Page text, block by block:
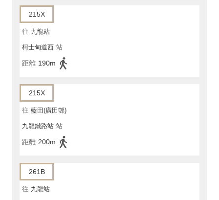
215X
往 九龍站
柯士甸道西 站
距離 190m
215X
往 藍田(廣田邨)
九龍鐵路站 站
距離 200m
261B
往 九龍站